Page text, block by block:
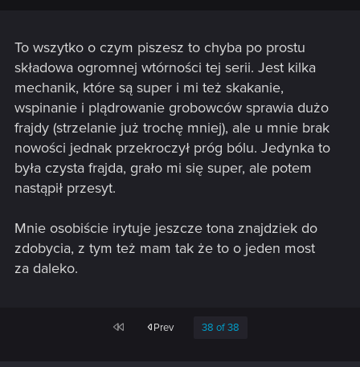
To wszytko o czym piszesz to chyba po prostu
składowa ogromnej wtórności tej serii. Jest kilka
mechanik, które są super i mi też skakanie,
wspinanie i plądrowanie grobowców sprawia dużo
frajdy (strzelanie już trochę mniej), ale u mnie brak
nowości jednak przekroczył próg bólu. Jedynka to
była czysta frajda, grało mi się super, ale potem
nastąpił przesyt.
Mnie osobiście irytuje jeszcze tona znajdziek do
zdobycia, z tym też mam tak że to o jeden most
za daleko.
First Prev 38 of 38